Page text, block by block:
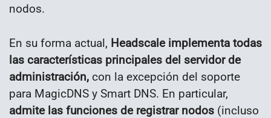
nodos.
En su forma actual, Headscale implementa todas
las características principales del servidor de
administración, con la excepción del soporte
para MagicDNS y Smart DNS. En particular,
admite las funciones de registrar nodos (incluso